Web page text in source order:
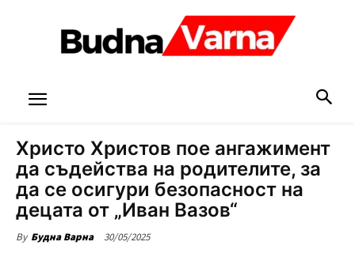
Христо Христов пое ангажимент
да съдейства на родителите, за
да се осигури безопасност на
децата от „Иван Вазов“
By Будна Варна 30/05/2025